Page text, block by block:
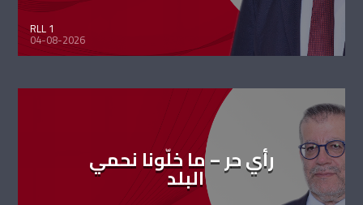
RLL 1
04-08-2026
رأي حر – ما خلّونا نحمي
البلد